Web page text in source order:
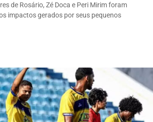
de Rosário, Zé Doca e Peri Mirim foram
impactos gerados por seus pequenos